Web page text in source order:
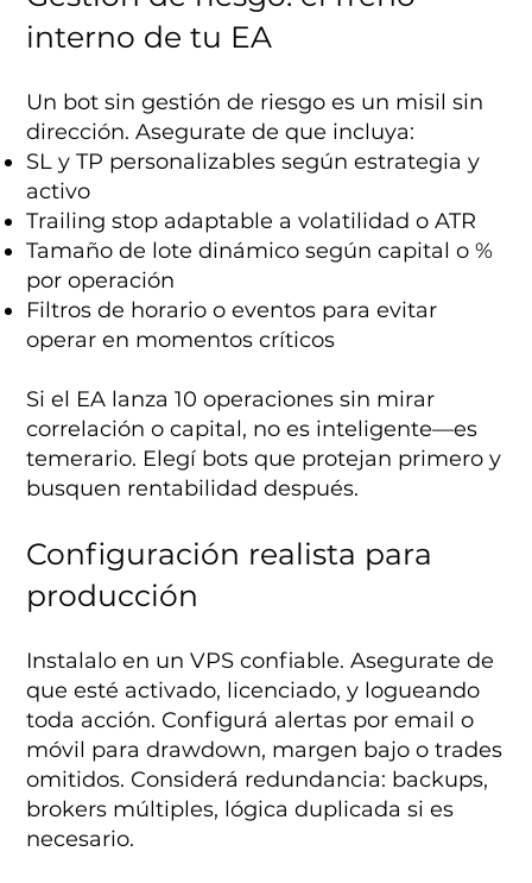
interno de tu EA
Un bot sin gestión de riesgo es un misil sin
dirección. Asegurate de que incluya:
SL y TP personalizables según estrategia y
activo
Trailing stop adaptable a volatilidad o ATR
Tamaño de lote dinámico según capital o %
por operación
Filtros de horario o eventos para evitar
operar en momentos críticos
Si el EA lanza 10 operaciones sin mirar
correlación o capital, no es inteligente—es
temerario. Elegí bots que protejan primero y
busquen rentabilidad después.
Configuración realista para
producción
Instalalo en un VPS confiable. Asegurate de
que esté activado, licenciado, y logueando
toda acción. Configurá alertas por email o
móvil para drawdown, margen bajo o trades
omitidos. Considerá redundancia: backups,
brokers múltiples, lógica duplicada si es
necesario.